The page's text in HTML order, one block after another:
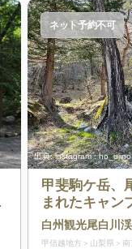
出典:instagram :
ネット予約不可
甲斐駒ケ岳、
まれたキャン
白州観光尾白川
甲信越地方 山梨県 南